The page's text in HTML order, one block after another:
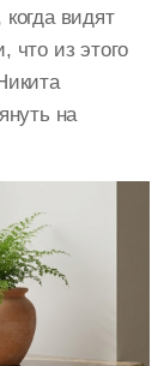
видят
что из этого
на